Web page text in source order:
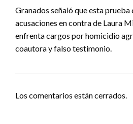
Granados señaló que esta prueba
acusaciones en contra de Laura
enfrenta cargos por homicidio
coautora y falso testimonio.
Los comentarios están cerrados.